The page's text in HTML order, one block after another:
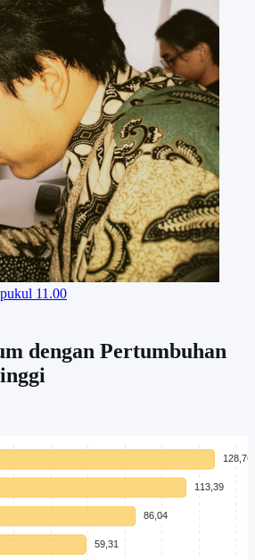
11.00
dengan Pertumbuhan